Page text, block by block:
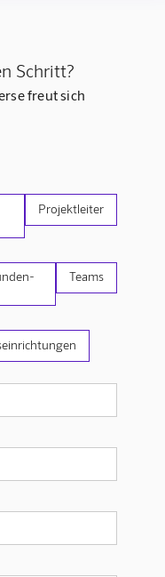
Schritt?
freut sich
Projektleiter
Teams